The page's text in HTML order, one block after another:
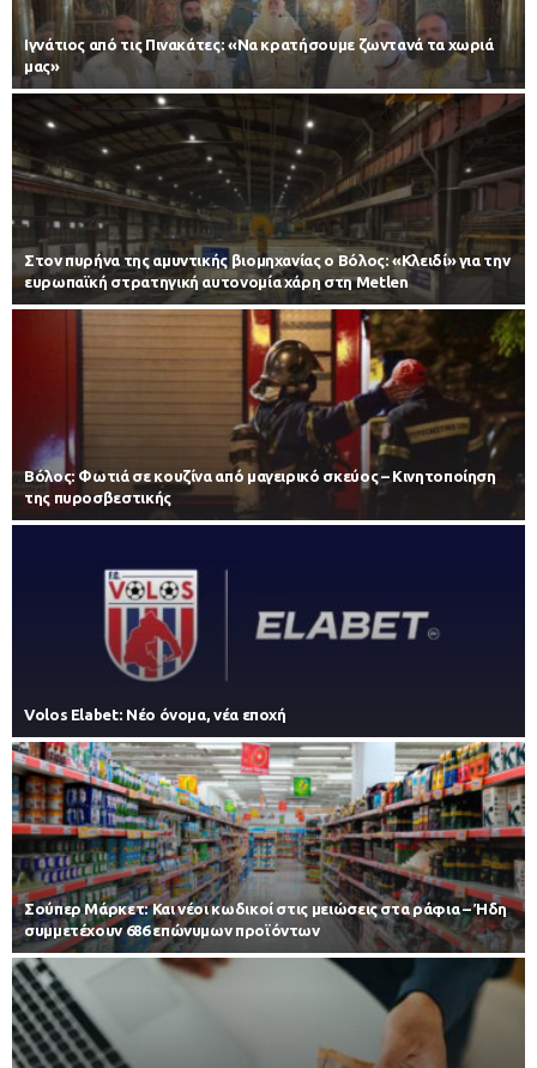
Ιγνάτιος από τις Πινακάτες: «Να κρατήσουμε ζωντανά τα χωριά
μας»
Στον πυρήνα της αμυντικής βιομηχανίας ο Βόλος: «Κλειδί» για την
ευρωπαϊκή στρατηγική αυτονομία χάρη στη Metlen
Βόλος: Φωτιά σε κουζίνα από μαγειρικό σκεύος – Κινητοποίηση
της πυροσβεστικής
Volos Elabet: Νέο όνομα, νέα εποχή
Σούπερ Μάρκετ: Και νέοι κωδικοί στις μειώσεις στα ράφια – Ήδη
συμμετέχουν 686 επώνυμων προϊόντων